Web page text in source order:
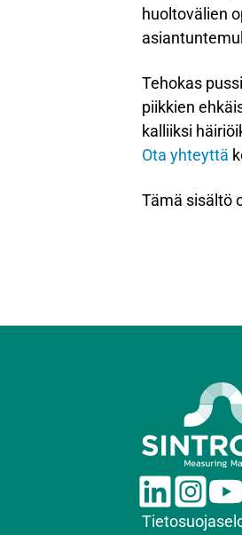
huoltovälien
Tehokas
piikkien
kalliiksi
Ota yhteyttä
Tämä sisältö
L
i
I
n